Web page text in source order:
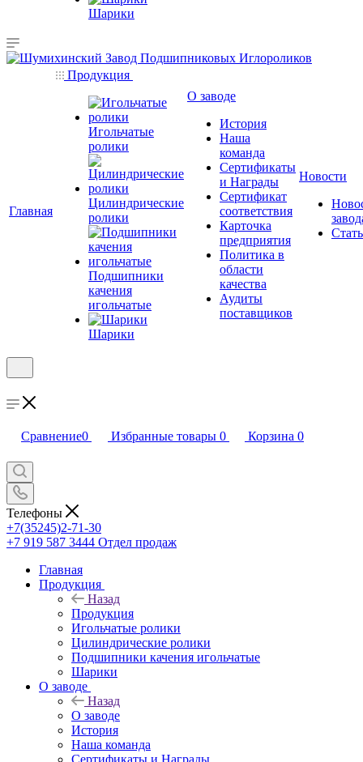
Шарики
Главная
Продукция
Игольчатые
ролики
Цилиндрические
ролики
Подшипники
качения
игольчатые
Шарики
О заводе
История
Наша
команда
Сертификаты
и Награды
Сертификат
соответствия
Карточка
предприятия
Политика в
области
качества
Аудиты
поставщиков
Новости
Сравнение0 Избранные товары 0 Корзина 0
Телефоны
+7(35245)2-71-30
+7 919 587 3444 Отдел продаж
Главная
Продукция
Назад
Продукция
Игольчатые ролики
Цилиндрические ролики
Подшипники качения игольчатые
Шарики
О заводе
Назад
О заводе
История
Наша команда
Сертификаты и Награды